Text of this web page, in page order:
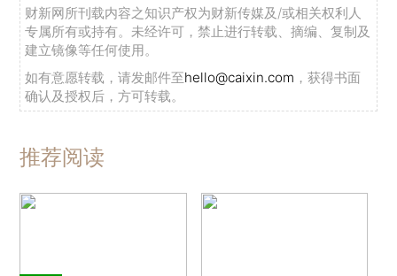
财新网所刊载内容之知识产权为财新传媒及/或相关权利人
专属所有或持有。未经许可，禁止进行转载、摘编、复制及
建立镜像等任何使用。
如有意愿转载，请发邮件至hello@caixin.com ，获得书面
确认及授权后，方可转载。
推荐阅读